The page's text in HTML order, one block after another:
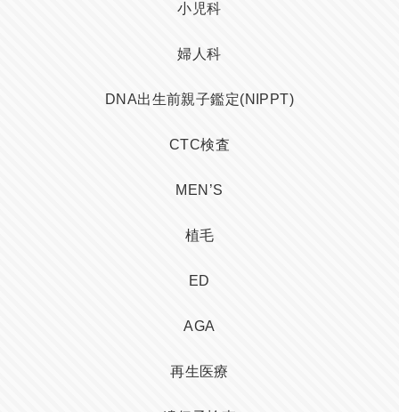
小児科
婦人科
DNA出生前親子鑑定(NIPPT)
CTC検査
MEN’S
植毛
ED
AGA
再生医療